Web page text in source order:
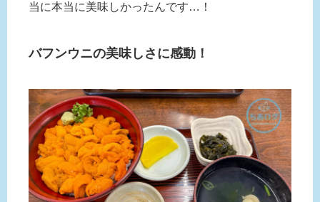
当に本当に美味しかったんです…！
バフンウニの美味しさに感動！